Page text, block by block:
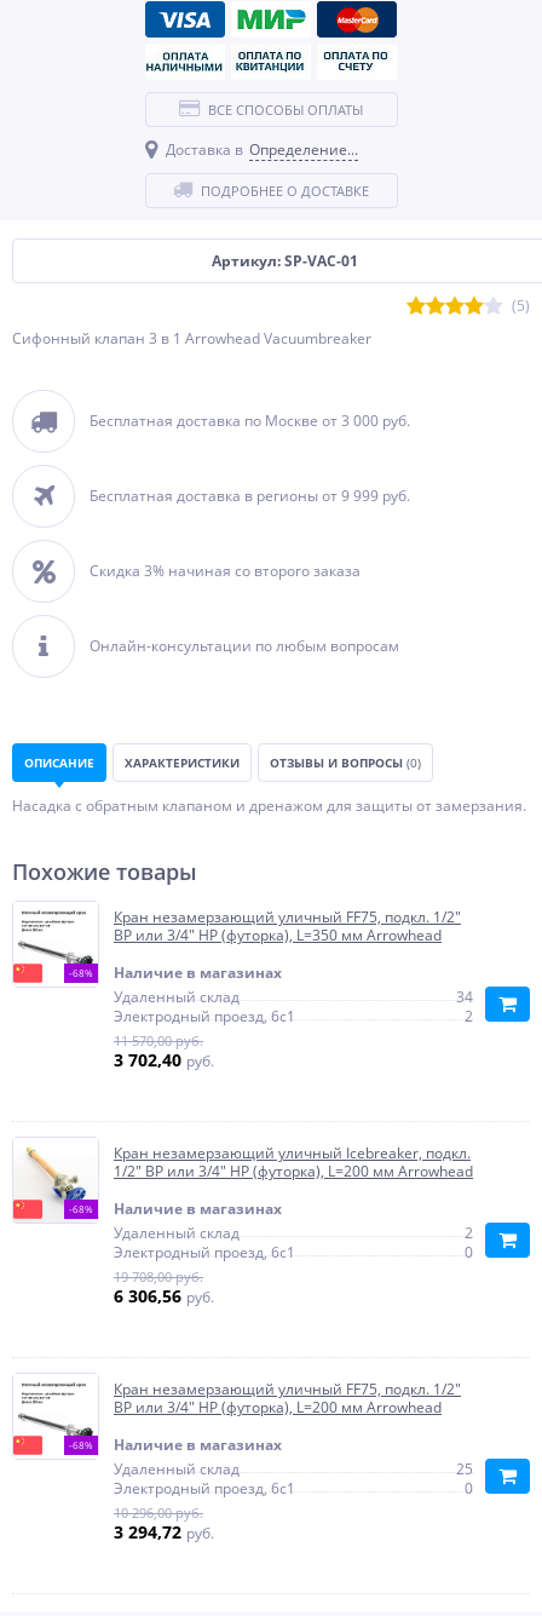
Артикул: SP-VAC-01
(5)
Сифонный клапан 3 в 1 Arrowhead Vacuumbreaker
Бесплатная доставка по Москве от 3 000 руб.
Бесплатная доставка в регионы от 9 999 руб.
Скидка 3% начиная со второго заказа
Онлайн-консультации по любым вопросам
ВСЕ СПОСОБЫ ОПЛАТЫ
Доставка в Определение...
ПОДРОБНЕЕ О ДОСТАВКЕ
ОПИСАНИЕ ХАРАКТЕРИСТИКИ ОТЗЫВЫ И ВОПРОСЫ (0)
Насадка с обратным клапаном и дренажом для защиты от замерзания.
Похожие товары
-68%
Кран незамерзающий уличный FF75, подкл. 1/2"
ВР или 3/4" НР (футорка), L=350 мм Arrowhead
Наличие в магазинах
Удаленный склад
34
Электродный проезд, 6с1
2
11 570,00 руб.
3 702,40 руб.
-68%
Кран незамерзающий уличный Icebreaker, подкл.
1/2" ВР или 3/4" НР (футорка), L=200 мм Arrowhead
Наличие в магазинах
Удаленный склад
2
Электродный проезд, 6с1
0
19 708,00 руб.
6 306,56 руб.
-68%
Кран незамерзающий уличный FF75, подкл. 1/2"
ВР или 3/4" НР (футорка), L=200 мм Arrowhead
Наличие в магазинах
Удаленный склад
25
Электродный проезд, 6с1
0
10 296,00 руб.
3 294,72 руб.